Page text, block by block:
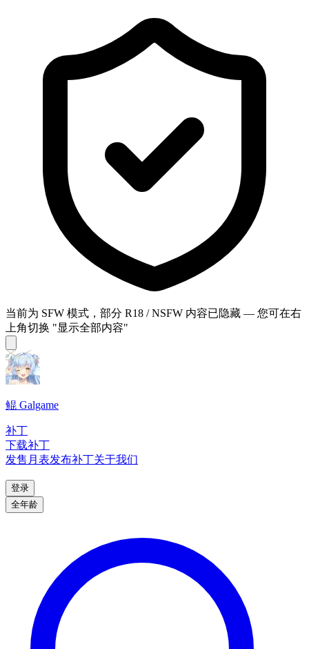
当前为 SFW 模式，部分 R18 / NSFW 内容已隐藏 — 您可在右
上角切换 "显示全部内容"
鲲 Galgame
补丁
下载补丁
发售月表发布补丁关于我们
登录
全年龄